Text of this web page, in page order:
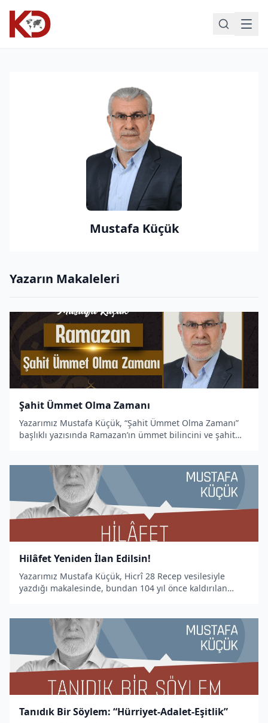
Mustafa Küçük
Yazarın Makaleleri
Şahit Ümmet Olma Zamanı
Yazarımız Mustafa Küçük, “Şahit Ümmet Olma Zamanı”
başlıklı yazısında Ramazan’ın ümmet bilincini ve şahit
Hilâfet Yeniden İlan Edilsin!
Yazarımız Mustafa Küçük, Hicrî 28 Recep vesilesiyle
yazdığı makalesinde, bundan 104 yıl önce kaldırılan
Tanıdık Bir Söylem: “Hürriyet-Adalet-Eşitlik”